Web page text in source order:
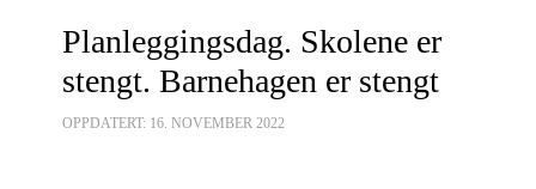
Planleggingsdag. Skolene er
stengt. Barnehagen er stengt
OPPDATERT: 16. NOVEMBER 2022